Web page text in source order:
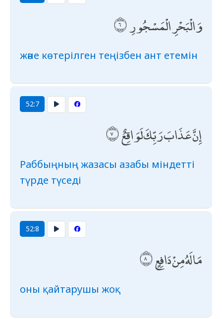
وَالْبَحْرِ الْمَسْجُورِ
және көтерілген теңізбен ант етемін
52:7
إِنَّ عَذَابَ رَبِّكَ لَوَاقِعٌ
Раббыңның жазасы азабы міндетті
түрде түседі
52:8
مَا لَهُ مِنْ دَافِعٍ
оны қайтарушы жоқ